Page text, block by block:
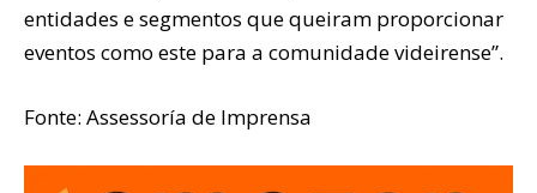
entidades e segmentos que queiram proporcionar
eventos como este para a comunidade videirense”.
Fonte: Assessoría de Imprensa